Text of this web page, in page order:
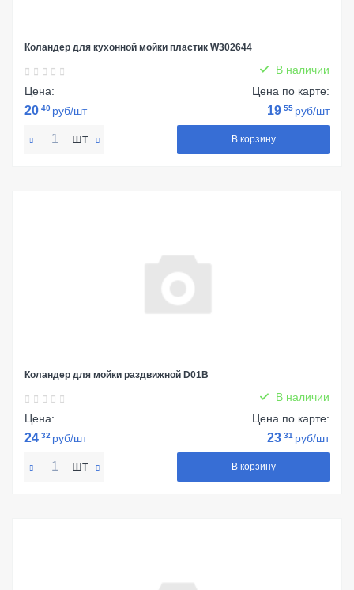
Коландер для кухонной мойки пластик W302644
В наличии
Цена:
20 40 руб/шт
Цена по карте:
19 55 руб/шт
шт В корзину
Коландер для мойки раздвижной D01B
В наличии
Цена:
24 32 руб/шт
Цена по карте:
23 31 руб/шт
шт В корзину